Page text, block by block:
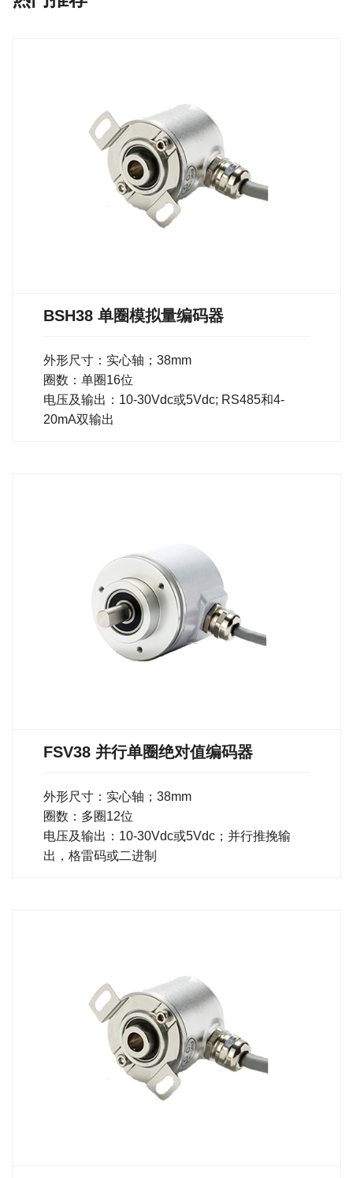
BSH38 单圈模拟量编码器
外形尺寸：实心轴；38mm
圈数：单圈16位
电压及输出：10-30Vdc或5Vdc; RS485和4-
20mA双输出
FSV38 并行单圈绝对值编码器
外形尺寸：实心轴；38mm
圈数：多圈12位
电压及输出：10-30Vdc或5Vdc；并行推挽输
出，格雷码或二进制